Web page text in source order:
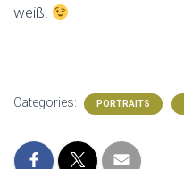
weiß.
Categories: PORTRAITS